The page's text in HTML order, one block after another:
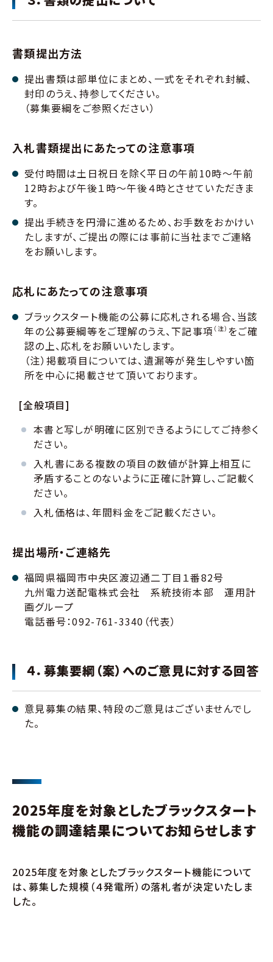
書類提出方法
提出書類は部単位にまとめ、一式をそれぞれ封緘、
封印のうえ、持参してください。
（募集要綱をご参照ください）
入札書類提出にあたっての注意事項
受付時間は土日祝日を除く平日の午前10時～午前
12時および午後１時～午後４時とさせていただきま
す。
提出手続きを円滑に進めるため、お手数をおかけい
たしますが、ご提出の際には事前に当社までご連絡
をお願いします。
応札にあたっての注意事項
ブラックスタート機能の公募に応札される場合、当該
年の公募要綱等をご理解のうえ、下記事項 （注） をご確
認の上、応札をお願いいたします。
（注）掲載項目については、遺漏等が発生しやすい箇
所を中心に掲載させて頂いております。
[全般項目]
本書と写しが明確に区別できるようにしてご持参く
ださい。
入札書にある複数の項目の数値が計算上相互に
矛盾することのないように正確に計算し、ご記載く
ださい。
入札価格は、年間料金をご記載ください。
提出場所・ご連絡先
福岡県福岡市中央区渡辺通二丁目１番82号
九州電力送配電株式会社 系統技術本部 運用計
画グループ
電話番号：092-761-3340（代表）
４．募集要綱（案）へのご意見に対する回答
意見募集の結果、特段のご意見はございませんでし
た。
2025年度を対象としたブラックスタート
機能の調達結果についてお知らせします
2025年度を対象としたブラックスタート機能について
は、募集した規模（４発電所）の落札者が決定いたしま
した。